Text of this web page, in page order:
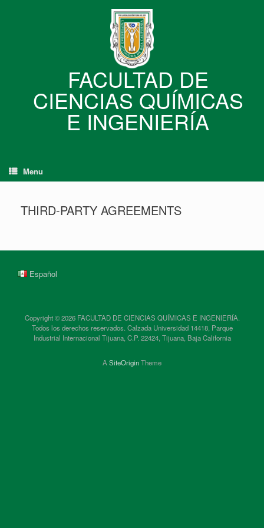
FACULTAD DE
CIENCIAS QUÍMICAS
E INGENIERÍA
Menu
THIRD-PARTY AGREEMENTS
Español
Copyright © 2026 FACULTAD DE CIENCIAS QUÍMICAS E INGENIERÍA.
Todos los derechos reservados. Calzada Universidad 14418, Parque
Industrial Internacional Tijuana, C.P. 22424, Tijuana, Baja California
A SiteOriginTheme